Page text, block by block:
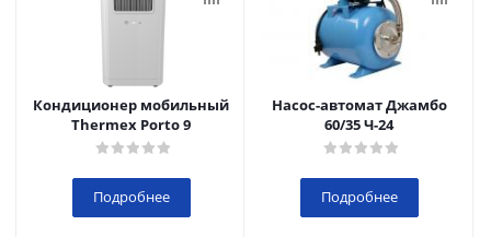
Кондиционер мобильный
Thermex Porto 9
Подробнее
Насос-автомат Джамбо
60/35 Ч-24
Подробнее